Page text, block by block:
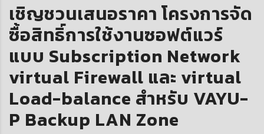
เชิญชวนเสนอราคา โครงการจัด
ซื้อสิทธิ์การใช้งานซอฟต์แวร์
แบบ Subscription Network
virtual Firewall และ virtual
Load-balance สำหรับ VAYU-
P Backup LAN Zone